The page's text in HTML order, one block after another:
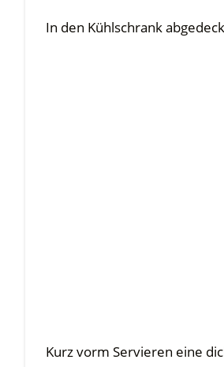
In den Kühlschrank
Kurz vorm Servieren eine